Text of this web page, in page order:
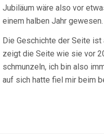
Jubiläum wäre also vor
einem halben Jahr gewesen.
Die Geschichte der Seite ist
zeigt die Seite wie sie vor
schmunzeln, ich bin also
auf sich hatte fiel mir beim